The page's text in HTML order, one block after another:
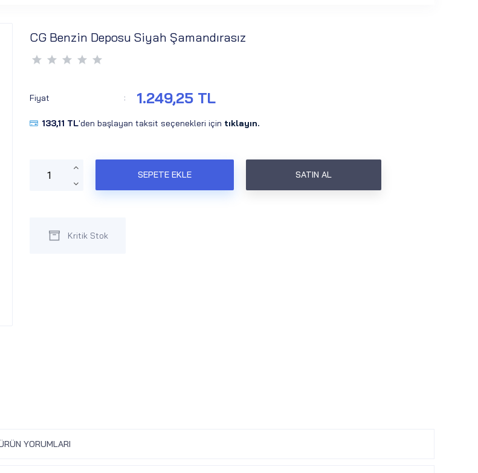
CG Benzin Deposu Siyah Şamandırasız
Fiyat : 1.249,25 TL
133,11 TL'den başlayan taksit seçenekleri için tıklayın.
Kritik Stok
YORUMLARI